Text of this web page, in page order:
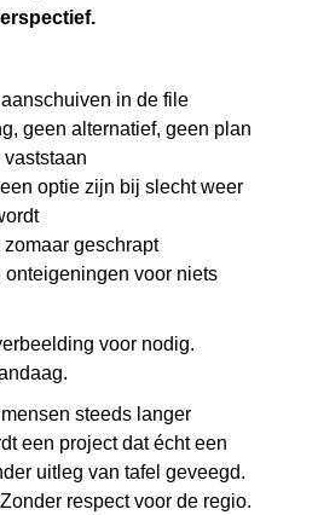
in de file
geen alternatief, geen plan
optie zijn bij slecht weer
geschrapt
onteigeningen voor niets
voor nodig.
steeds langer
een project dat écht een
uitleg van tafel geveegd.
respect voor de regio.